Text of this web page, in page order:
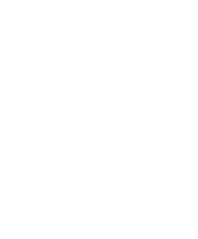
koupelnu, ve které je sprcha, fén a
bezpečnostní schránka). Výhledy se
i lehké občerstvení.